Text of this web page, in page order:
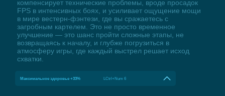
компенсирует технические проблемы, вроде просадок
FPS в интенсивных боях, и усиливает ощущение мощи
в мире вестерн-фэнтези, где вы сражаетесь с
загробным картелем. Это не просто временное
улучшение — это шанс пройти сложные этапы, не
возвращаясь к началу, и глубже погрузиться в
атмосферу игры, где каждый выстрел решает исход
схватки.
Максимальное здоровье +33% LCtrl+Num 6